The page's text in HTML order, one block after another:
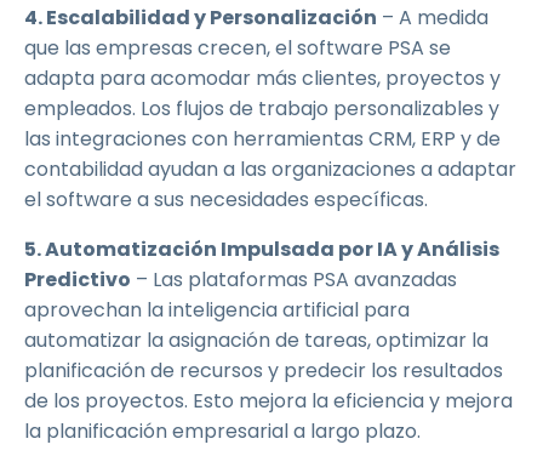
4. Escalabilidad y Personalización – A medida
que las empresas crecen, el software PSA se
adapta para acomodar más clientes, proyectos y
empleados. Los flujos de trabajo personalizables y
las integraciones con herramientas CRM, ERP y de
contabilidad ayudan a las organizaciones a adaptar
el software a sus necesidades específicas.
5. Automatización Impulsada por IA y Análisis
Predictivo – Las plataformas PSA avanzadas
aprovechan la inteligencia artificial para
automatizar la asignación de tareas, optimizar la
planificación de recursos y predecir los resultados
de los proyectos. Esto mejora la eficiencia y mejora
la planificación empresarial a largo plazo.